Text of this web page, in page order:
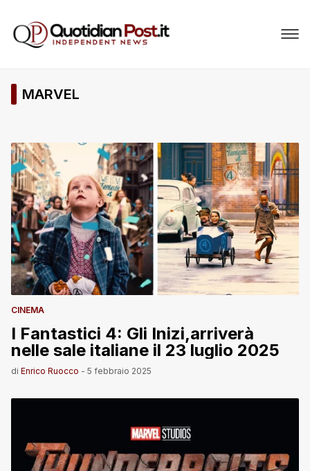
MARVEL
CINEMA
I Fantastici 4: Gli Inizi,arriverà
nelle sale italiane il 23 luglio 2025
di Enrico Ruocco - 5 febbraio 2025